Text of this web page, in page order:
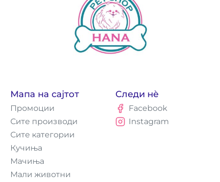
Мапа на сајтот
Промоции
Сите производи
Сите категории
Кучиња
Мачиња
Мали животни
Следи нè
Facebook
Instagram